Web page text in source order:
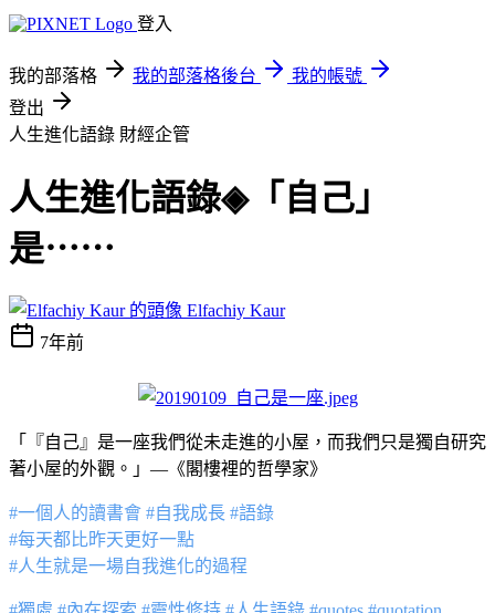
登入
我的部落格 我的部落格後台
我的帳號
登出
人生進化語錄 財經企管
人生進化語錄◈「自己」
是⋯⋯
Elfachiy Kaur
7年前
「『自己』是一座我們從未走進的小屋，而我們只是獨自研究
著小屋的外觀。」—《閣樓裡的哲學家》
#一個人的讀書會 #自我成長 #語錄
#每天都比昨天更好一點
#人生就是一場自我進化的過程